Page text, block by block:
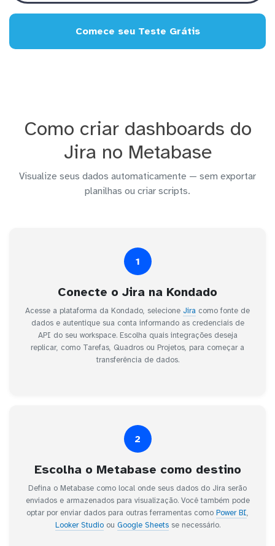
Comece seu Teste Grátis
Como criar dashboards do
Jira no Metabase
Visualize seus dados automaticamente — sem exportar
planilhas ou criar scripts.
1
Conecte o Jira na Kondado
Acesse a plataforma da Kondado, selecione Jira como fonte de
dados e autentique sua conta informando as credenciais de
API do seu workspace. Escolha quais integrações deseja
replicar, como Tarefas, Quadros ou Projetos, para começar a
transferência de dados.
2
Escolha o Metabase como destino
Defina o Metabase como local onde seus dados do Jira serão
enviados e armazenados para visualização. Você também pode
optar por enviar dados para outras ferramentas como Power BI,
Looker Studioou Google Sheetsse necessário.